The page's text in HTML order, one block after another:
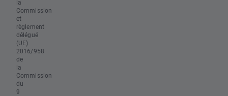
la
Commission
et
règlement
délégué
(UE)
2016/958
de
la
Commission
du
9